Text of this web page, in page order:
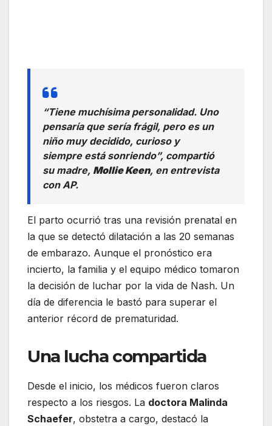
“Tiene muchísima personalidad. Uno
pensaría que sería frágil, pero es un
niño muy decidido, curioso y
siempre está sonriendo”, compartió
su madre, Mollie Keen, en entrevista
con AP.
El parto ocurrió tras una revisión prenatal en
la que se detectó dilatación a las 20 semanas
de embarazo. Aunque el pronóstico era
incierto, la familia y el equipo médico tomaron
la decisión de luchar por la vida de Nash. Un
día de diferencia le bastó para superar el
anterior récord de prematuridad.
Una lucha compartida
Desde el inicio, los médicos fueron claros
respecto a los riesgos. La doctora Malinda
Schaefer, obstetra a cargo, destacó la